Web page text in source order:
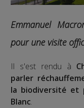
Emmanuel
pour une visite
Il s'est rendu à
parler
la biodiversité et
Blanc.